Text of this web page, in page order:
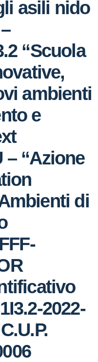
asili nido
“Scuola
ambienti
e
– “Azione
di
2022-